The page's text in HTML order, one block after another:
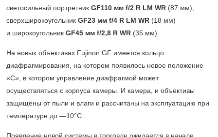
светосильный портретник GF110 мм f/2 R LM WR (87 мм),
сверхширокоугольник GF23 мм f/4 R LM WR (18 мм)
и широкоугольник GF45 мм f/2,8 R WR (35 мм).
На новых объективах Fujinon GF имеется кольцо
диафрагмирования, на котором появилось новое положение
«С», в котором управление диафрагмой может
осуществляться с корпуса камеры. И камера, и объективы
защищены от пыли и влаги и рассчитаны на эксплуатацию при
температуре до —10°С.